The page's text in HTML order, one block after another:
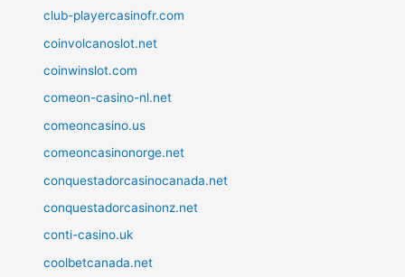
club-playercasinofr.com
coinvolcanoslot.net
coinwinslot.com
comeon-casino-nl.net
comeoncasino.us
comeoncasinonorge.net
conquestadorcasinocanada.net
conquestadorcasinonz.net
conti-casino.uk
coolbetcanada.net